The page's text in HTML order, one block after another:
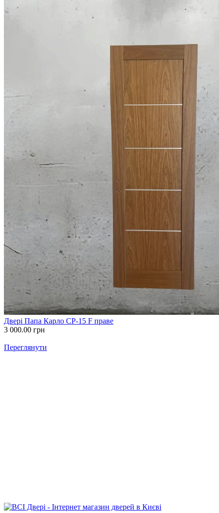
Двері Папа Карло СP-15 F праве
3 000.00 грн
Переглянути